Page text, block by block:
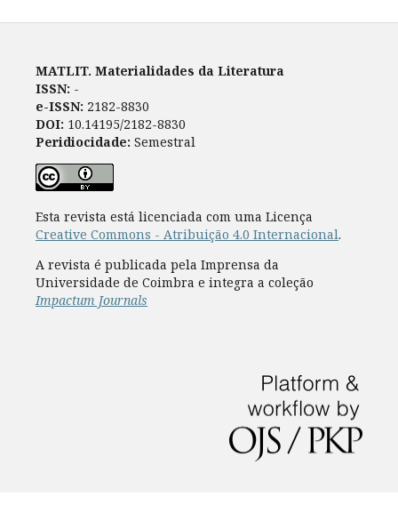
MATLIT. Materialidades da Literatura
ISSN: -
e-ISSN: 2182-8830
DOI: 10.14195/2182-8830
Peridiocidade: Semestral
Esta revista está licenciada com uma Licença
Creative Commons - Atribuição 4.0 Internacional.
A revista é publicada pela Imprensa da
Universidade de Coimbra e integra a coleção
Impactum Journals